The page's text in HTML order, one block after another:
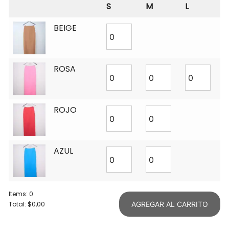
S M
L
BEIGE
ROSA
ROJO
AZUL
Items: 0
Total: $0,00 AGREGAR AL CARRITO